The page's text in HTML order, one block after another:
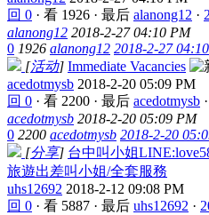
回 0 · 看 1926 · 最后 alanong12 ·
alanong12 2018-2-27 04:10 PM
0 1926 alanong12 2018-2-27
[活动] Immediate Vacancies
acedotmysb 2018-2-20 05:09 PM
回 0 · 看 2200 · 最后 acedotmysb ·
acedotmysb 2018-2-20 05:09 PM
0 2200 acedotmysb 2018-2-20
[分享] 台中叫小姐
旅遊出差叫小姐/全套服務
uhs12692 2018-2-12 09:08 PM
回 0 · 看 5887 · 最后 uhs12692 ·